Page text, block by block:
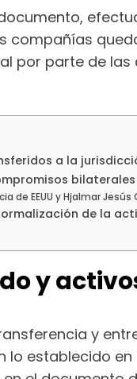
compañías
por parte de
a la
de EEUU y Hjalmar
de la
y
y
establecido en